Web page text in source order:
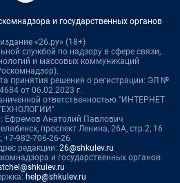
и государственных органов
«26.ру» (18+)
службой по надзору в сфере связи,
и массовых коммуникаций
принятия решения о регистрации: ЭЛ №
от 06.02.2023 г.
ответственностью "ИНТЕРНЕТ
Ефремов Анатолий Павлович
проспект Ленина, 26А, стр.2, 16
+7-982-706-26-26
редакции: 26@shkulev.ru
и государственных органов:
help@shkulev.ru